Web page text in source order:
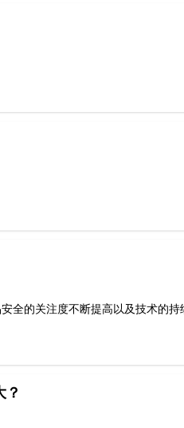
全的关注度不断提高以及技术的
？